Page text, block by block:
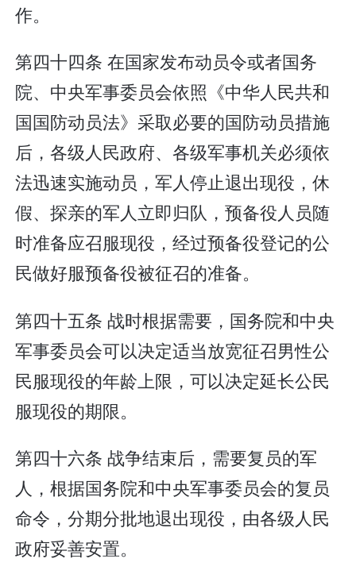
作。
第四十四条 在国家发布动员令或者国务
院、中央军事委员会依照《中华人民共和
国国防动员法》采取必要的国防动员措施
后，各级人民政府、各级军事机关必须依
法迅速实施动员，军人停止退出现役，休
假、探亲的军人立即归队，预备役人员随
时准备应召服现役，经过预备役登记的公
民做好服预备役被征召的准备。
第四十五条 战时根据需要，国务院和中央
军事委员会可以决定适当放宽征召男性公
民服现役的年龄上限，可以决定延长公民
服现役的期限。
第四十六条 战争结束后，需要复员的军
人，根据国务院和中央军事委员会的复员
命令，分期分批地退出现役，由各级人民
政府妥善安置。